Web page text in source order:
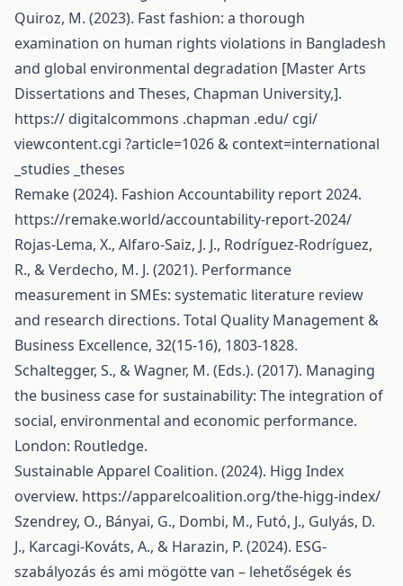
Quiroz, M. (2023). Fast fashion: a thorough
examination on human rights violations in Bangladesh
and global environmental degradation [Master Arts
Dissertations and Theses, Chapman University,].
https:// digitalcommons .chapman .edu/ cgi/
viewcontent.cgi ?article=1026 & context=international
_studies _theses
Remake (2024). Fashion Accountability report 2024.
https://remake.world/accountability-report-2024/
Rojas-Lema, X., Alfaro-Saiz, J. J., Rodríguez-Rodríguez,
R., & Verdecho, M. J. (2021). Performance
measurement in SMEs: systematic literature review
and research directions. Total Quality Management &
Business Excellence, 32(15-16), 1803-1828.
Schaltegger, S., & Wagner, M. (Eds.). (2017). Managing
the business case for sustainability: The integration of
social, environmental and economic performance.
London: Routledge.
Sustainable Apparel Coalition. (2024). Higg Index
overview. https://apparelcoalition.org/the-higg-index/
Szendrey, O., Bányai, G., Dombi, M., Futó, J., Gulyás, D.
J., Karcagi-Kováts, A., & Harazin, P. (2024). ESG-
szabályozás és ami mögötte van – lehetőségek és